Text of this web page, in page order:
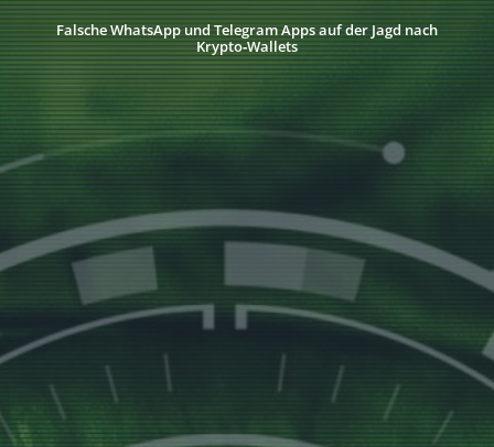
Falsche WhatsApp und Telegram Apps auf der Jagd nach
Krypto‑Wallets